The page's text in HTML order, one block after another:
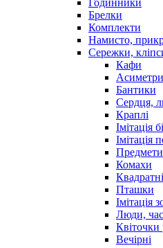
Брелки
Комплекти
Намисто,
Сережки,
Кафи
Бантики
Сердця,
Краплі
Імітація
Імітація
Предмети
Комахи
Пташки
Імітація
Люди,
Квіточки
Вечірні